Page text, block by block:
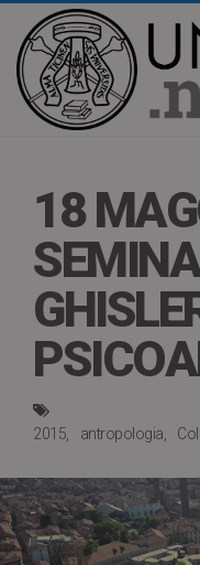
18
2015 antropologia